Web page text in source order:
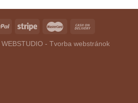
WEBSTUDIO - Tvorba webstránok